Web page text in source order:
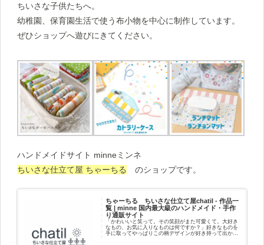
ちいさな子供たちへ。
幼稚園、保育園生活で使う布小物を中心に制作しています。
ぜひショップへ遊びにきてください。
ハンドメイドサイト minneミンネ
ちいさな仕立て屋 ちゃーちる
のショップです。
ちゃーちる ちいさな仕立て屋chatil - 作品一
覧 | minne 国内最大級のハンドメイド・手作
り通販サイト
「かわいいと笑って。その笑顔がまた可愛くて。大好き
なもの、お気に入りなものは何ですか？」好きなものを
手に取ってやっぱりこの柄デザインが好き持って出かけ